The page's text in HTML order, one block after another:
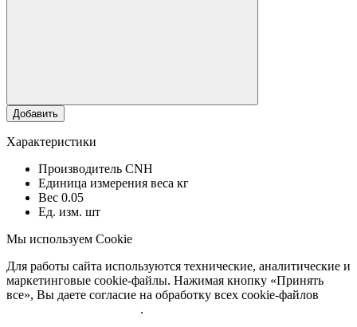
Добавить
Характеристики
Производитель CNH
Единица измерения веса кг
Вес 0.05
Ед. изм. шт
Мы используем Cookie
Для работы сайта используются технические, аналитические и
маркетинговые cookie-файлы. Нажимая кнопку «Принять
все», Вы даете согласие на обработку всех cookie-файлов
.